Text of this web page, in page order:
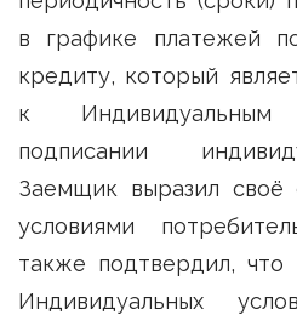
в графике платежей
кредиту, который
к
подписании
Заемщик выразил
условиями
также подтвердил, что
Индивидуальных